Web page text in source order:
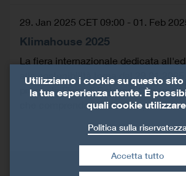
29. Jan 2025 CET 09:00 - 01. Feb
Klimahouse 2025
La fiera internazionale dedicata
alla sostenibilità torna dal 29.01.2025
presso la Fiera di Bolzano! Con un
che comprende più di 100
Utilizziamo i cookie su questo
la tua esperienza utente. È
quali cookie
Politica sulla riservatezza
Accetta tutto